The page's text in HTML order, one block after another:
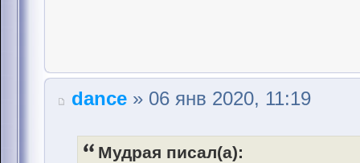
dance » 06 янв 2020, 11:19
Мудрая писал(а):